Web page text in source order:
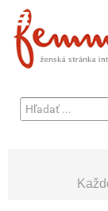
Hľadať
...